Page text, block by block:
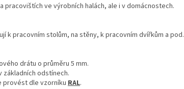
ve výrobních halách, ale i v domácnostech.
k pracovním stolům, na stěny, k pracovním dvířkům a pod.
drátu o průměru 5 mm.
základních odstínech.
provést dle vzorníkuRAL.